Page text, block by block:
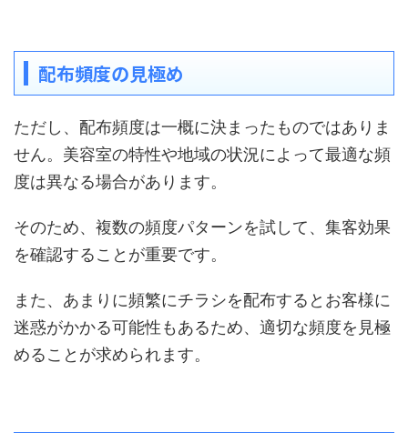
配布頻度の見極め
ただし、配布頻度は一概に決まったものではありま
せん。美容室の特性や地域の状況によって最適な頻
度は異なる場合があります。
そのため、複数の頻度パターンを試して、集客効果
を確認することが重要です。
また、あまりに頻繁にチラシを配布するとお客様に
迷惑がかかる可能性もあるため、適切な頻度を見極
めることが求められます。